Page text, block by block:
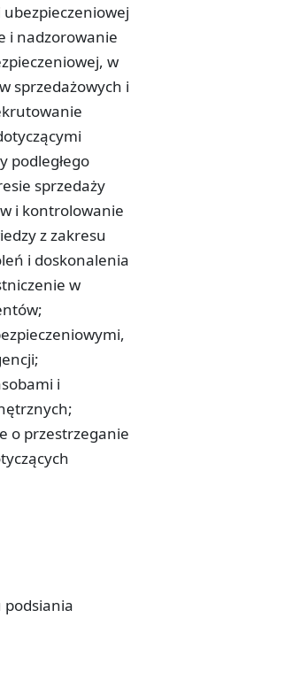
i nadzorowanie
w
sprzedażowych i
podległego
sprzedaży
i kontrolowanie
z zakresu
i doskonalenia
w
i
o przestrzeganie
podsiania